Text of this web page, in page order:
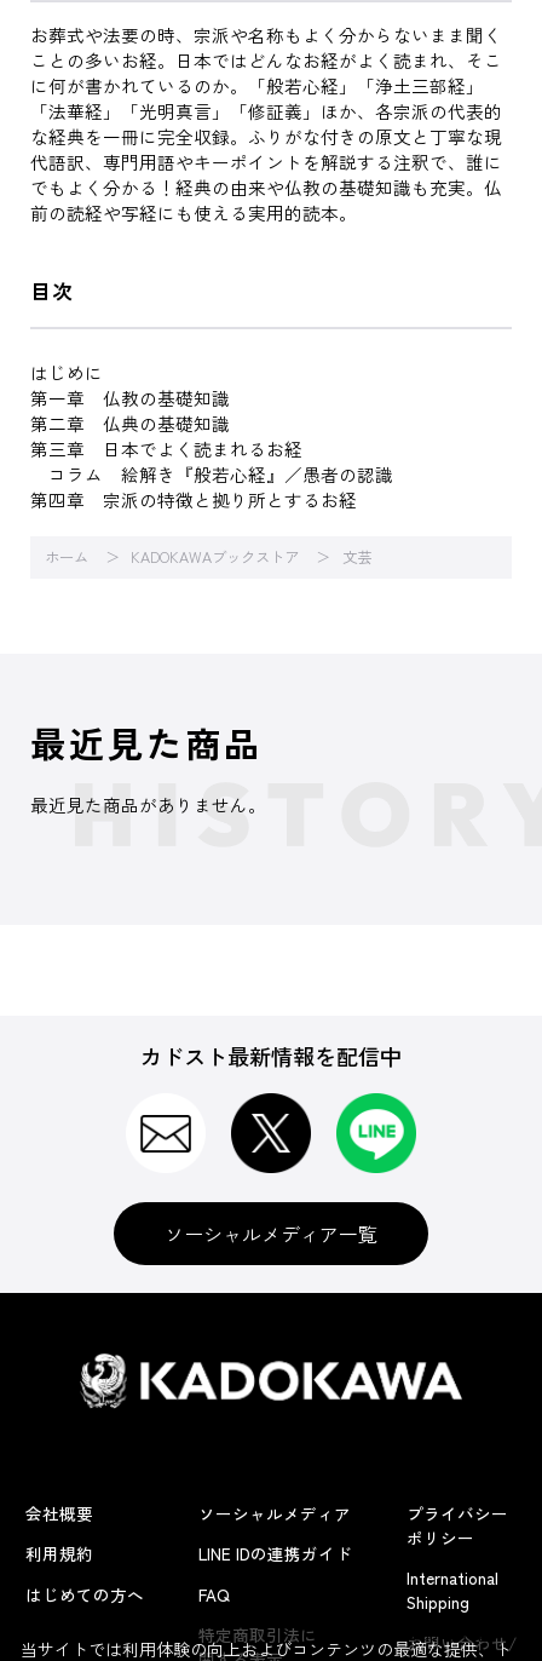
お葬式や法要の時、宗派や名称もよく分からないまま聞く
ことの多いお経。日本ではどんなお経がよく読まれ、そこ
に何が書かれているのか。「般若心経」「浄土三部経」
「法華経」「光明真言」「修証義」ほか、各宗派の代表的
な経典を一冊に完全収録。ふりがな付きの原文と丁寧な現
代語訳、専門用語やキーポイントを解説する注釈で、誰に
でもよく分かる！経典の由来や仏教の基礎知識も充実。仏
前の読経や写経にも使える実用的読本。
目次
はじめに
第一章 仏教の基礎知識
第二章 仏典の基礎知識
第三章 日本でよく読まれるお経
コラム 絵解き『般若心経』／愚者の認識
第四章 宗派の特徴と拠り所とするお経
ホーム KADOKAWAブックストア 文芸
よくあるお問い合わせ
最近見た商品
最近見た商品がありません。
カドスト最新情報を配信中
ソーシャルメディア一覧
会社概要
利用規約
はじめての方へ
ソーシャルメディア
LINE IDの連携ガイド
FAQ
特定商取引法に
プライバシー
ポリシー
International
Shipping
お問い合わせ/
当サイトでは利用体験の向上およびコンテンツの最適な提供、ト